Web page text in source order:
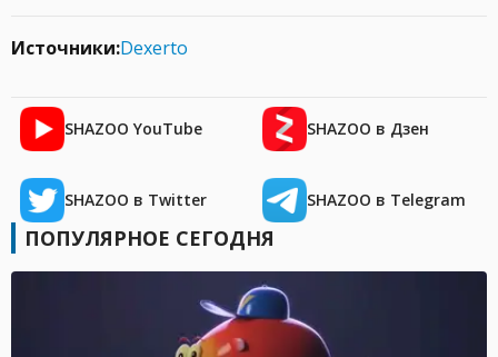
Источники:Dexerto
SHAZOO YouTube SHAZOO в Дзен
SHAZOO в Twitter SHAZOO в Telegram
ПОПУЛЯРНОЕ СЕГОДНЯ